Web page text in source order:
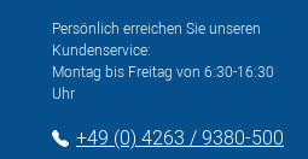
Persönlich erreichen Sie unseren
Kundenservice:
Montag bis Freitag von 6:30-16:30
Uhr
+49 (0) 4263 / 9380-500